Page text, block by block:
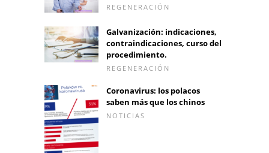
REGENERACIÓN
Galvanización: indicaciones,
contraindicaciones, curso del
procedimiento.
REGENERACIÓN
Coronavirus: los polacos
saben más que los chinos
NOTICIAS